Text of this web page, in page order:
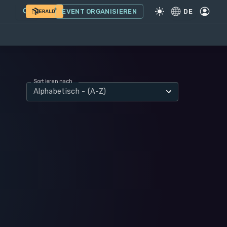
EVENT ORGANISIEREN DE
Sortieren nach
Alphabetisch - (A-Z)